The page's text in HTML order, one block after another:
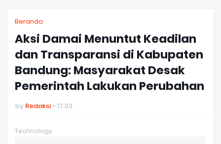
Beranda
Aksi Damai Menuntut Keadilan
dan Transparansi di Kabupaten
Bandung: Masyarakat Desak
Pemerintah Lakukan Perubahan
by Redaksi 17.03
Technology